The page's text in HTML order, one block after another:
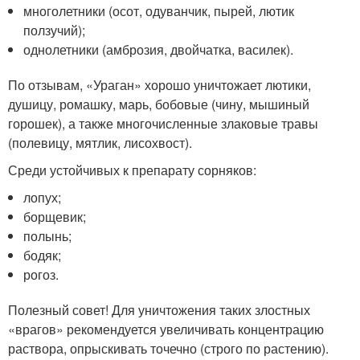
многолетники (осот, одуванчик, пырей, лютик
ползучий);
однолетники (амброзия, двойчатка, василек).
По отзывам, «Ураган» хорошо уничтожает лютики,
душицу, ромашку, марь, бобовые (чину, мышиный
горошек), а также многочисленные злаковые травы
(полевицу, мятлик, лисохвост).
Среди устойчивых к препарату сорняков:
лопух;
борщевик;
полынь;
бодяк;
рогоз.
Полезный совет! Для уничтожения таких злостных
«врагов» рекомендуется увеличивать концентрацию
раствора, опрыскивать точечно (строго по растению).